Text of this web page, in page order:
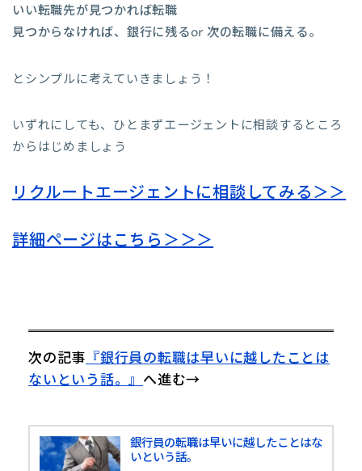
いい転職先が見つかれば転職
見つからなければ、銀行に残るor 次の転職に備える。
とシンプルに考えていきましょう！
いずれにしても、ひとまずエージェントに相談するところ
からはじめましょう
リクルートエージェントに相談してみる＞＞
詳細ページはこちら＞＞＞
次の記事『銀行員の転職は早いに越したことは
ないという話。』へ進む→
銀行員の転職は早いに越したことはな
いという話。